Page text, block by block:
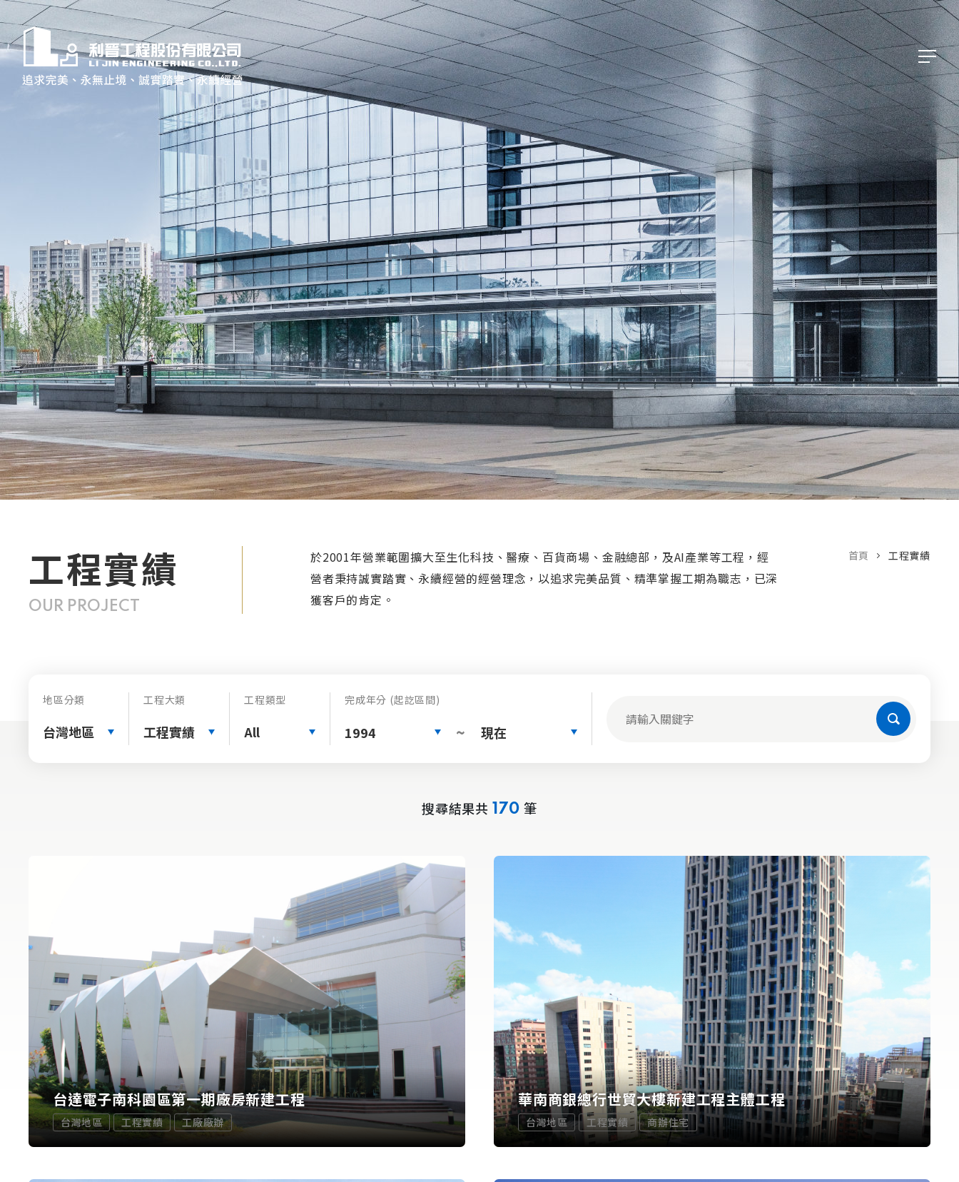
工程實績
OUR PROJECT
於2001年營業範圍擴大至生化科技、醫療、百貨商場、金融總部，及AI產業等工程，經
營者秉持誠實踏實、永續經營的經營理念，以追求完美品質、精準掌握工期為職志，已深
獲客戶的肯定。
首頁 工程實績
地區分類
台灣地區
工程大類
工程實績
工程類型
All
完成年分 (起訖區間)
1994 ~ 現在
搜尋結果共 170 筆
台達電子南科園區第一期廠房新建工程
台灣地區 工程實績 工廠廠辦
華南商銀總行世貿大樓新建工程主體工程
台灣地區 工程實績 商辦住宅